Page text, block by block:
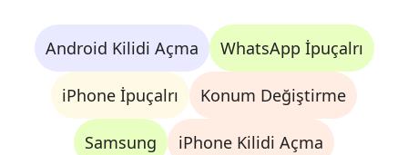
Android Kilidi Açma WhatsApp İpuçalrı
iPhone İpuçalrı Konum Değiştirme
Samsung iPhone Kilidi Açma